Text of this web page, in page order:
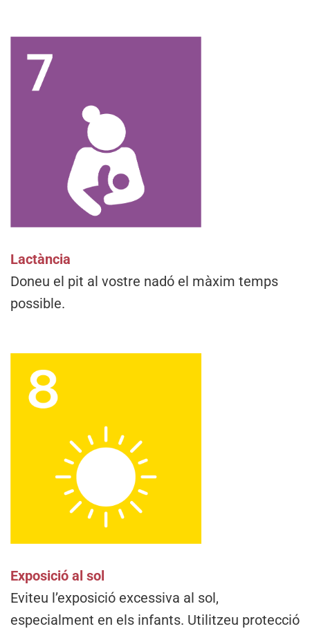
Lactància
Doneu el pit al vostre nadó el màxim temps
possible.
Exposició al sol
Eviteu l’exposició excessiva al sol,
especialment en els infants. Utilitzeu protecció